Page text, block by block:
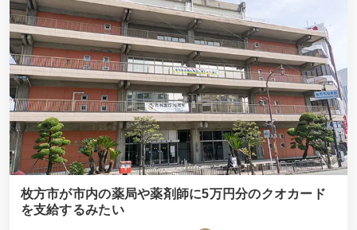
枚方市が市内の薬局や薬剤師に5万円分のクオカード
を支給するみたい